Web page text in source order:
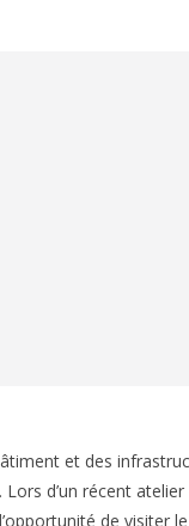
et des
d’un récent
de visiter